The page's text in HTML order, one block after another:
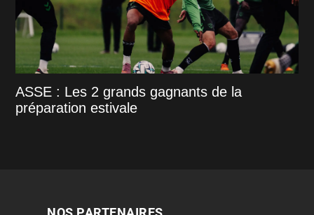
ASSE : Les 2 grands gagnants de la
préparation estivale